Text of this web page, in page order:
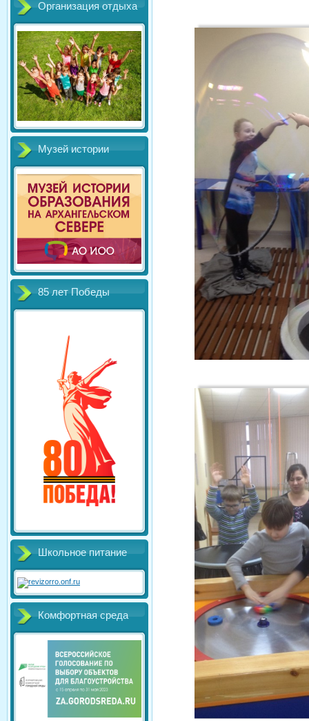
Организация отдыха
Музей истории
85 лет Победы
Школьное питание
Комфортная среда